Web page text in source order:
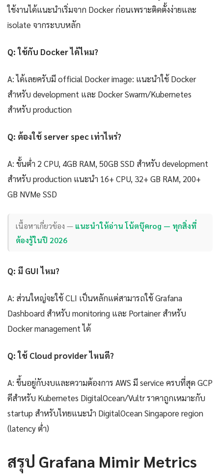
ใช้งานได้แนะนำเริ่มจาก Docker ก่อนเพราะติดตั้งง่ายและ
isolate จากระบบหลัก
Q: ใช้กับ Docker ได้ไหม?
A: ได้เลยครับมี official Docker image: แนะนำใช้ Docker
สำหรับ development และ Docker Swarm/Kubernetes
สำหรับ production
Q: ต้องใช้ server spec เท่าไหร่?
A: ขั้นต่ำ 2 CPU, 4GB RAM, 50GB SSD สำหรับ development
สำหรับ production แนะนำ 16+ CPU, 32+ GB RAM, 200+
GB NVMe SSD
เนื้อหาเกี่ยวข้อง — แนะนำให้อ่าน โน้ตบุ๊คrog — ทุกสิ่งที่
ต้องรู้ในปี 2026
Q: มี GUI ไหม?
A: ส่วนใหญ่จะใช้ CLI เป็นหลักแต่สามารถใช้ Grafana
Dashboard สำหรับ monitoring และ Portainer สำหรับ
Docker management ได้
Q: ใช้ Cloud provider ไหนดี?
A: ขึ้นอยู่กับงบและความต้องการ AWS มี service ครบที่สุด GCP
ดีสำหรับ Kubernetes DigitalOcean/Vultr ราคาถูกเหมาะกับ
startup สำหรับไทยแนะนำ DigitalOcean Singapore region
(latency ต่ำ)
สรุป Grafana Mimir Metrics